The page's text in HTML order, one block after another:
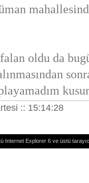
oldu da
:: 15:14:28
Internet Explorer 6 ve üstü